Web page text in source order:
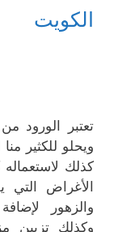
الكويت
تعتبر الورود
ويحلو للكثير
كذلك
الأغراض التي
والزهور
وكذلك تزيين